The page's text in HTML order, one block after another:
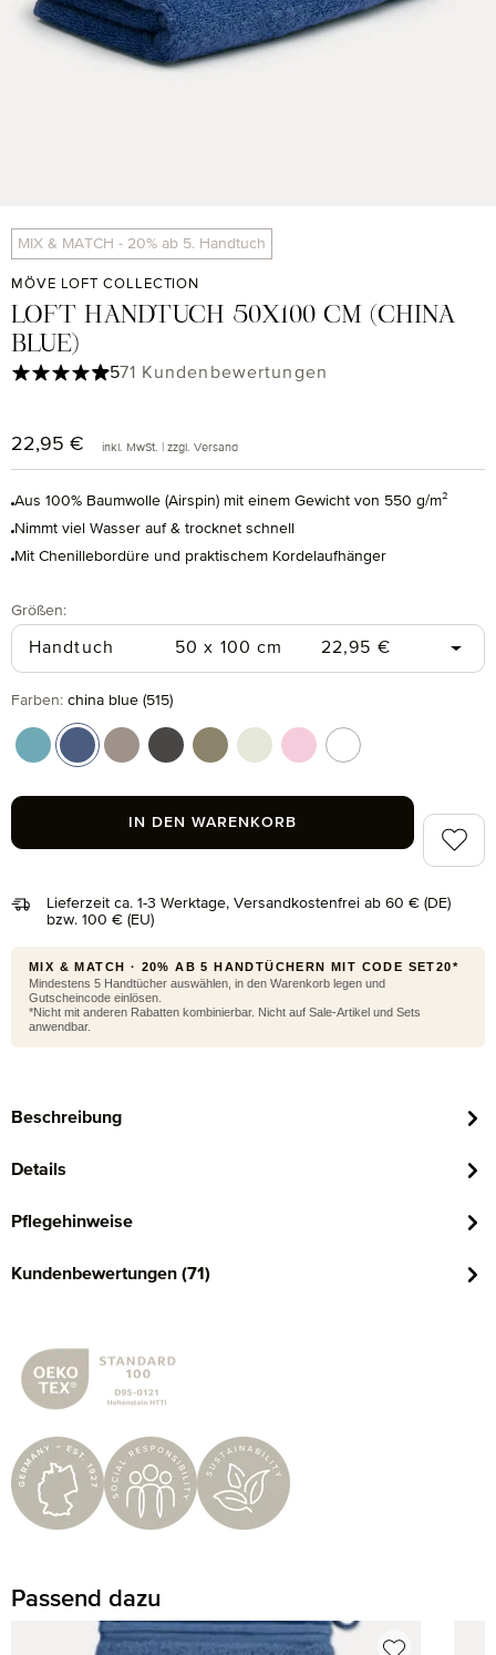
MIX & MATCH - 20% ab 5. Handtuch
MÖVE LOFT COLLECTION
LOFT HANDTUCH 50X100 CM (CHINA
BLUE)
Regulärer Preis:
22,95 € inkl. MwSt. | zzgl. Versand
Aus 100% Baumwolle (Airspin) mit einem Gewicht von 550 g/m²
Nimmt viel Wasser auf & trocknet schnell
Mit Chenillebordüre und praktischem Kordelaufhänger
Durchschnittliche Bewertung von 4.97 von 5 Sternen
571 Kundenbewertungen
Lieferzeit ca. 1-3 Werktage, Versandkostenfrei ab 60 € (DE)
bzw. 100 € (EU)
Größenauswählen
:
Handtuch 50 x 100 cm Regulärer Preis:
22,95 €
Farbenauswählen
: china blue (515)
arctic (530)china blue (515)
ginger (132)graphite (843)
moss (690)papyrus (714)
rose (290)snow (001)
IN DEN WARENKORB Zum
MIX & MATCH · 20% AB 5 HANDTÜCHERN MIT CODE SET20*
Mindestens 5 Handtücher auswählen, in den Warenkorb legen und
Gutscheincode einlösen.
*Nicht mit anderen Rabatten kombinierbar. Nicht auf Sale-Artikel und Sets
anwendbar.
Beschreibung
Details
Pflegehinweise
Kundenbewertungen (71)
Passend dazu
Produktgalerie überspringen